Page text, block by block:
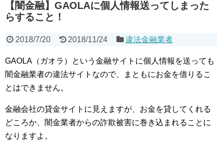
【闇金融】GAOLAに個人情報送ってしまった
らすること！
2018/7/20 2018/11/24 違法金融業者
GAOLA（ガオラ）という金融サイトに個人情報を送っても
闇金融業者の違法サイトなので、まともにお金を借りるこ
とはできません。
金融会社の貸金サイトに見えますが、お金を貸してくれる
どころか、闇金業者からの詐欺被害に巻き込まれることに
なりますよ。